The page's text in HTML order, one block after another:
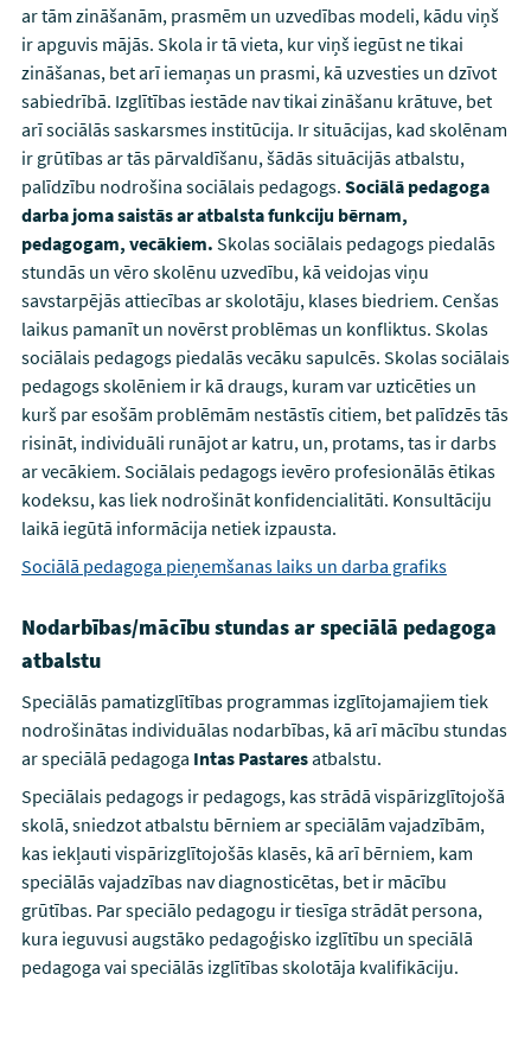
ar tām zināšanām, prasmēm un uzvedības modeli, kādu viņš
ir apguvis mājās. Skola ir tā vieta, kur viņš iegūst ne tikai
zināšanas, bet arī iemaņas un prasmi, kā uzvesties un dzīvot
sabiedrībā. Izglītības iestāde nav tikai zināšanu krātuve, bet
arī sociālās saskarsmes institūcija. Ir situācijas, kad skolēnam
ir grūtības ar tās pārvaldīšanu, šādās situācijās atbalstu,
palīdzību nodrošina sociālais pedagogs. Sociālā pedagoga
darba joma saistās ar atbalsta funkciju bērnam,
pedagogam, vecākiem. Skolas sociālais pedagogs piedalās
stundās un vēro skolēnu uzvedību, kā veidojas viņu
savstarpējās attiecības ar skolotāju, klases biedriem. Cenšas
laikus pamanīt un novērst problēmas un konfliktus. Skolas
sociālais pedagogs piedalās vecāku sapulcēs. Skolas sociālais
pedagogs skolēniem ir kā draugs, kuram var uzticēties un
kurš par esošām problēmām nestāstīs citiem, bet palīdzēs tās
risināt, individuāli runājot ar katru, un, protams, tas ir darbs
ar vecākiem. Sociālais pedagogs ievēro profesionālās ētikas
kodeksu, kas liek nodrošināt konfidencialitāti. Konsultāciju
laikā iegūtā informācija netiek izpausta.
Sociālā pedagoga pieņemšanas laiks un darba grafiks
Nodarbības/mācību stundas ar speciālā pedagoga
atbalstu
Speciālās pamatizglītības programmas izglītojamajiem tiek
nodrošinātas individuālas nodarbības, kā arī mācību stundas
ar speciālā pedagoga Intas Pastaresatbalstu.
Speciālais pedagogs ir pedagogs, kas strādā vispārizglītojošā
skolā, sniedzot atbalstu bērniem ar speciālām vajadzībām,
kas iekļauti vispārizglītojošās klasēs, kā arī bērniem, kam
speciālās vajadzības nav diagnosticētas, bet ir mācību
grūtības. Par speciālo pedagogu ir tiesīga strādāt persona,
kura ieguvusi augstāko pedagoģisko izglītību un speciālā
pedagoga vai speciālās izglītības skolotāja kvalifikāciju.